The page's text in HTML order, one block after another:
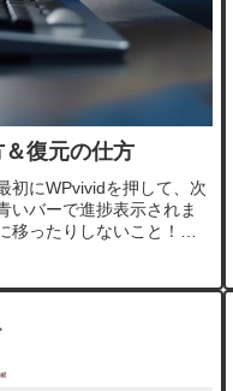
復元の仕方
初にWPvividを押して、次
いバーで進捗表示されま
ったりしないこと！生